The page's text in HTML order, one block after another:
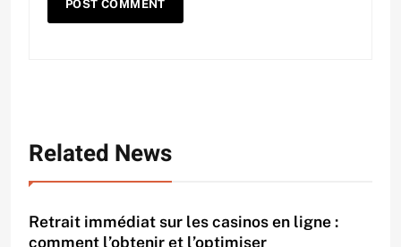
Related News
Retrait immédiat sur les casinos en ligne :
comment l’obtenir et l’optimiser